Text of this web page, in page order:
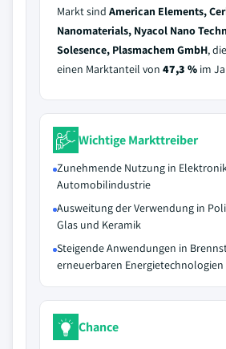
Markt sind American Elements,
Nanomaterials, Nyacol Nano
Solesence, Plasmachem GmbH,
einen Marktanteil von 47,3 % im
Wichtige Markttreiber
Zunehmende Nutzung in
Automobilindustrie
Ausweitung der Verwendung in
Glas und Keramik
Steigende Anwendungen in
erneuerbaren Energietechnologien
Chance